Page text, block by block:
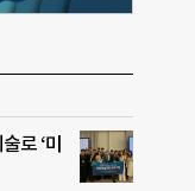
로 ‘미